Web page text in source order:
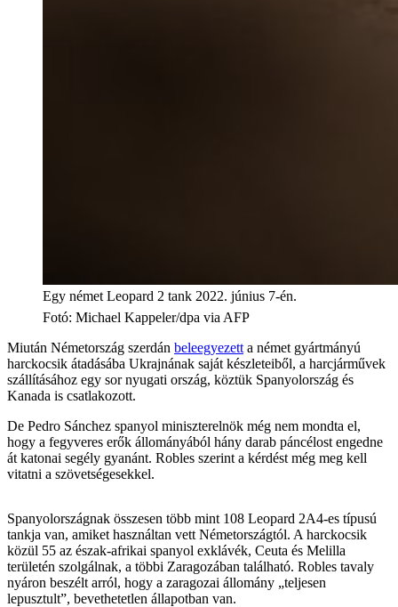
Egy német Leopard 2 tank 2022. június 7-én.
Fotó: Michael Kappeler/dpa via AFP
Miután Németország szerdán beleegyezett a német gyártmányú
harckocsik átadásába Ukrajnának saját készleteiből, a harcjárművek
szállításához egy sor nyugati ország, köztük Spanyolország és
Kanada is csatlakozott.
De Pedro Sánchez spanyol miniszterelnök még nem mondta el,
hogy a fegyveres erők állományából hány darab páncélost engedne
át katonai segély gyanánt. Robles szerint a kérdést még meg kell
vitatni a szövetségesekkel.
Spanyolországnak összesen több mint 108 Leopard 2A4-es típusú
tankja van, amiket használtan vett Németországtól. A harckocsik
közül 55 az észak-afrikai spanyol exklávék, Ceuta és Melilla
területén szolgálnak, a többi Zaragozában található. Robles tavaly
nyáron beszélt arról, hogy a zaragozai állomány „teljesen
lepusztult”, bevethetetlen állapotban van.